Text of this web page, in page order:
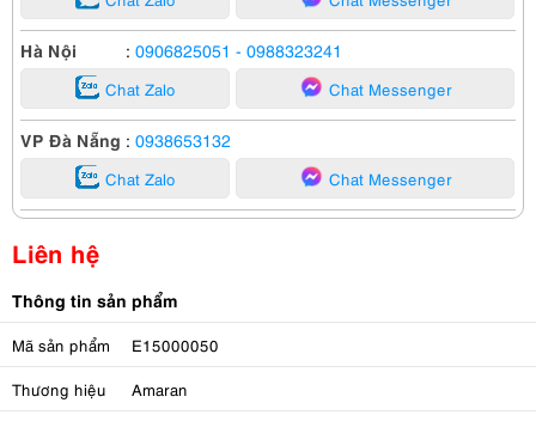
Hà Nội : 0906825051 - 0988323241
Chat Zalo Chat Messenger
VP Đà Nẵng : 0938653132
Chat Zalo Chat Messenger
Liên hệ
Thông tin sản phẩm
Mã sản phẩm E15000050
Thương hiệu Amaran